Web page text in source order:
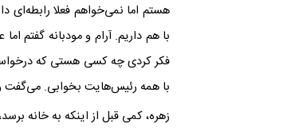
هستم اما نمی‌خواهم فعلا
با هم داریم. آرام و مودبانه گفتم
فکر کردی چه کسی هستی که
با همه رئیس‌هایت بخوابی. می‌گفت
زهره، کمی قبل از اینکه به خانه